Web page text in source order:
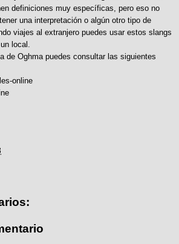
definiciones muy específicas, pero eso no
una interpretación o algún otro tipo de
viajes al extranjero puedes usar estos slangs
local.
de Oghma puedes consultar las siguientes
online